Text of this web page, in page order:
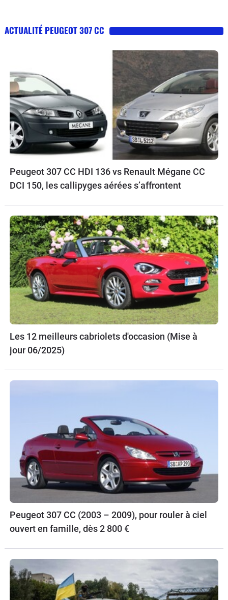
ACTUALITÉ PEUGEOT 307 CC
Peugeot 307 CC HDI 136 vs Renault Mégane CC
DCI 150, les callipyges aérées s’affrontent
Les 12 meilleurs cabriolets d'occasion (Mise à
jour 06/2025)
Peugeot 307 CC (2003 – 2009), pour rouler à ciel
ouvert en famille, dès 2 800 €